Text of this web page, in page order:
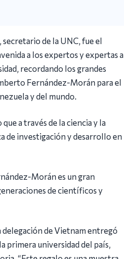
de la UNC, fue el
a los expertos y expertas a
recordando los grandes
Fernández-Morán para el
y del mundo.
a través de la ciencia y la
de investigación y desarrollo en
Morán es un gran
de científicos y
de Vietnam entregó
primera universidad del país,